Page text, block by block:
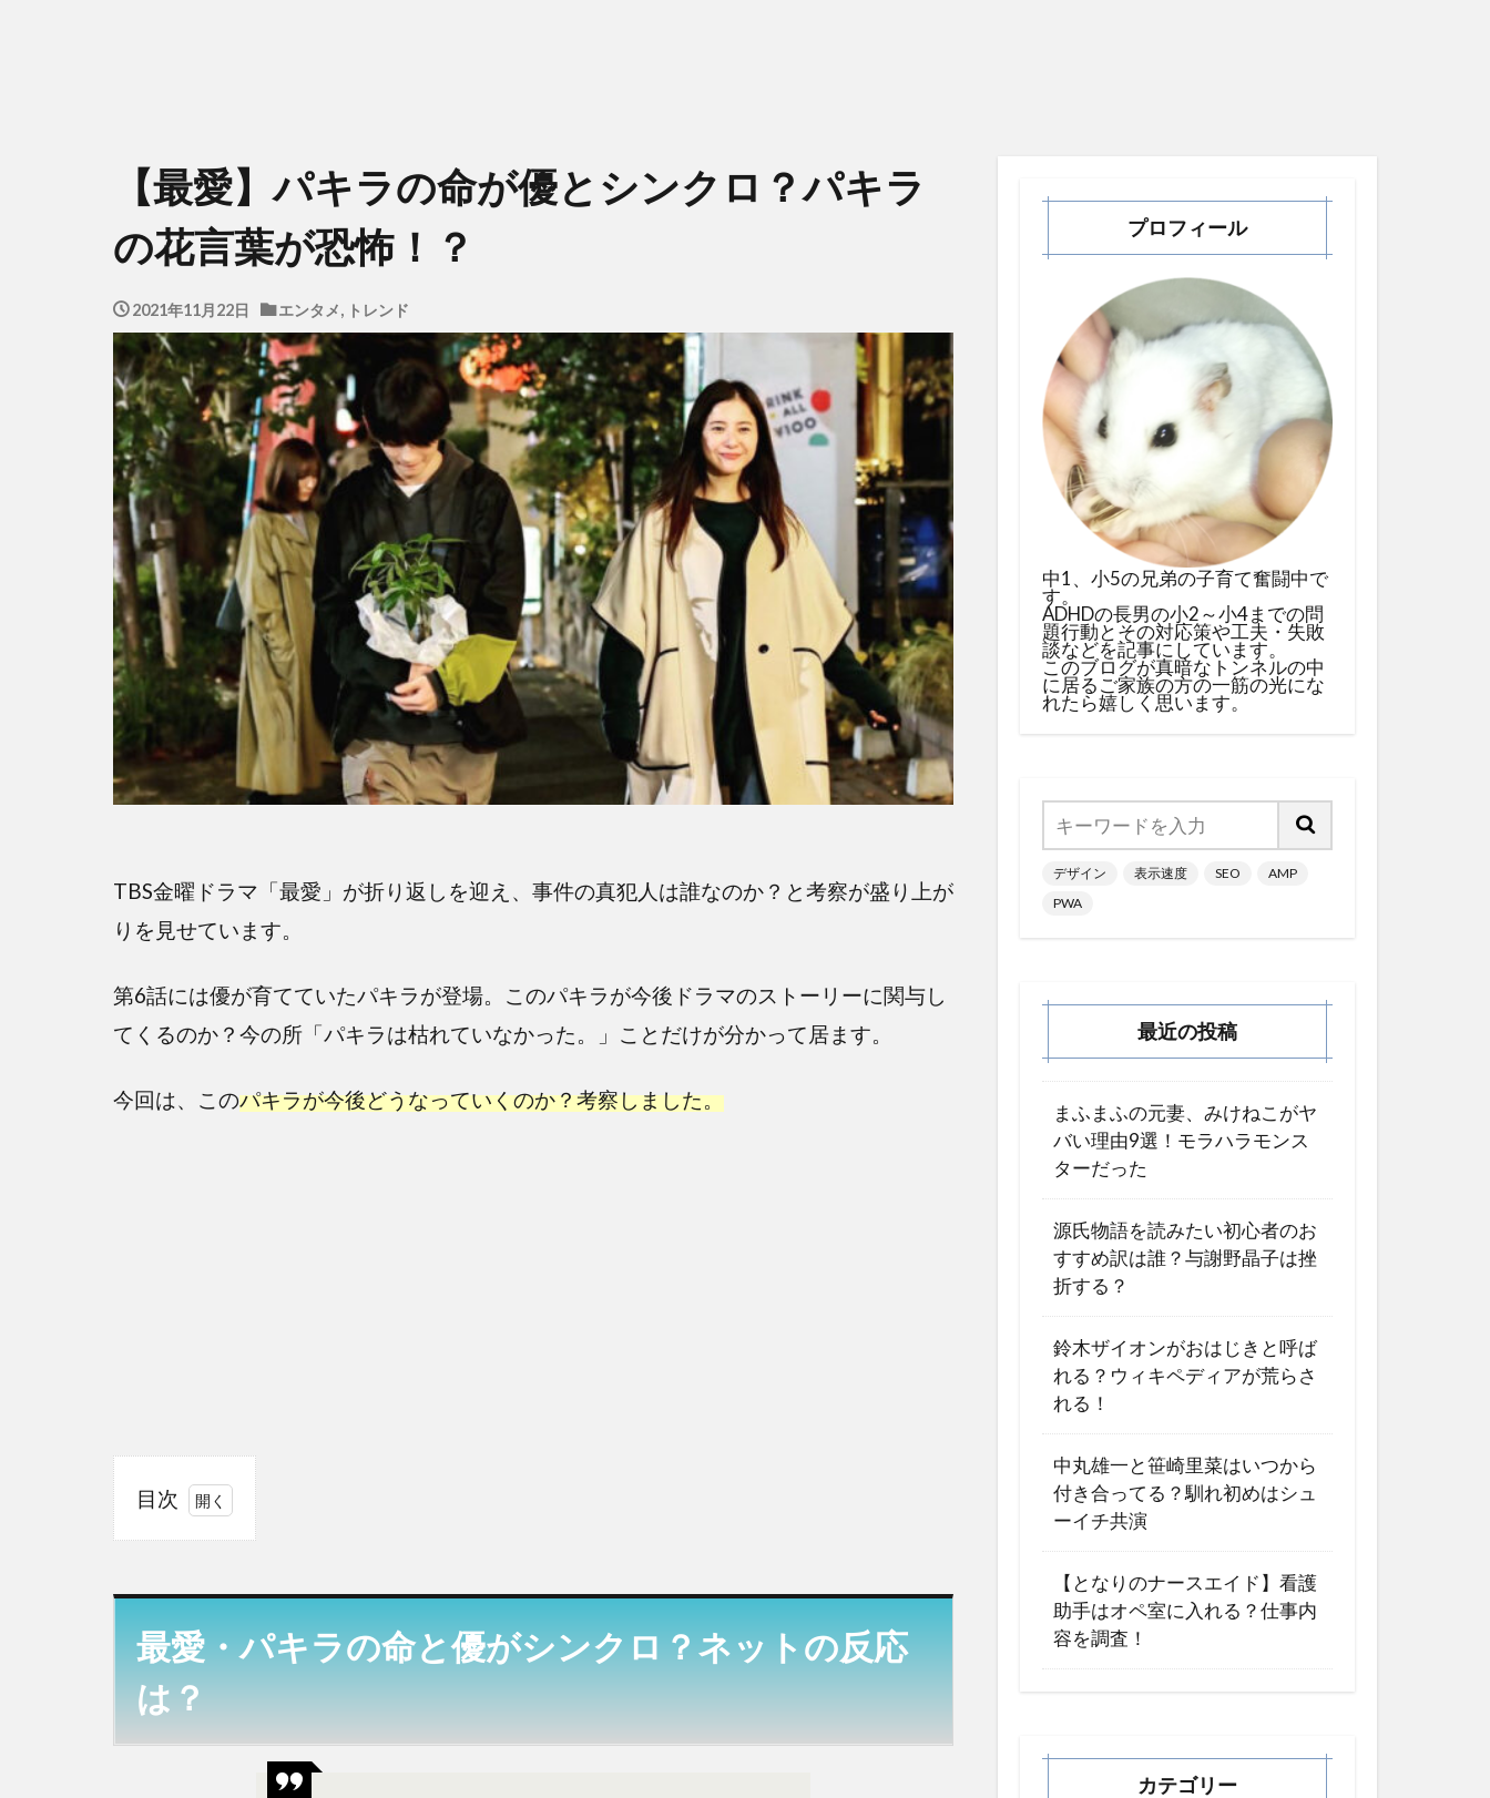
【最愛】パキラの命が優とシンクロ？パキラ
の花言葉が恐怖！？
2021年11月22日 エンタメ, トレンド
TBS金曜ドラマ「最愛」が折り返しを迎え、事件の真犯人は誰なのか？と考察が盛り上が
りを見せています。
第6話には優が育てていたパキラが登場。このパキラが今後ドラマのストーリーに関与し
てくるのか？今の所「パキラは枯れていなかった。」ことだけが分かって居ます。
今回は、このパキラが今後どうなっていくのか？考察しました。
目次
1
愛・
ラの
優が
最愛・パキラの命と優がシンクロ？ネットの反応
は？
プロフィール
中1、小5の兄弟の子育て奮闘中で
す。
ADHDの長男の小2～小4までの問
題行動とその対応策や工夫・失敗
談などを記事にしています。
このブログが真暗なトンネルの中
に居るご家族の方の一筋の光にな
れたら嬉しく思います。
デザイン 表示速度 SEO
AMP
PWA
最近の投稿
まふまふの元妻、みけねこがヤ
バい理由9選！モラハラモンス
ターだった
源氏物語を読みたい初心者のお
すすめ訳は誰？与謝野晶子は挫
折する？
鈴木ザイオンがおはじきと呼ば
れる？ウィキペディアが荒らさ
れる！
中丸雄一と笹崎里菜はいつから
付き合ってる？馴れ初めはシュ
ーイチ共演
【となりのナースエイド】看護
助手はオペ室に入れる？仕事内
容を調査！
カテゴリー